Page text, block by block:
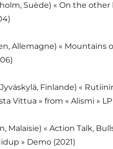
Suède) « On the other
Allemagne) « Mountains
Finlande) «
Vittua » from « Alismi »
Malaisie) « Action Talk,
» Demo (2021)